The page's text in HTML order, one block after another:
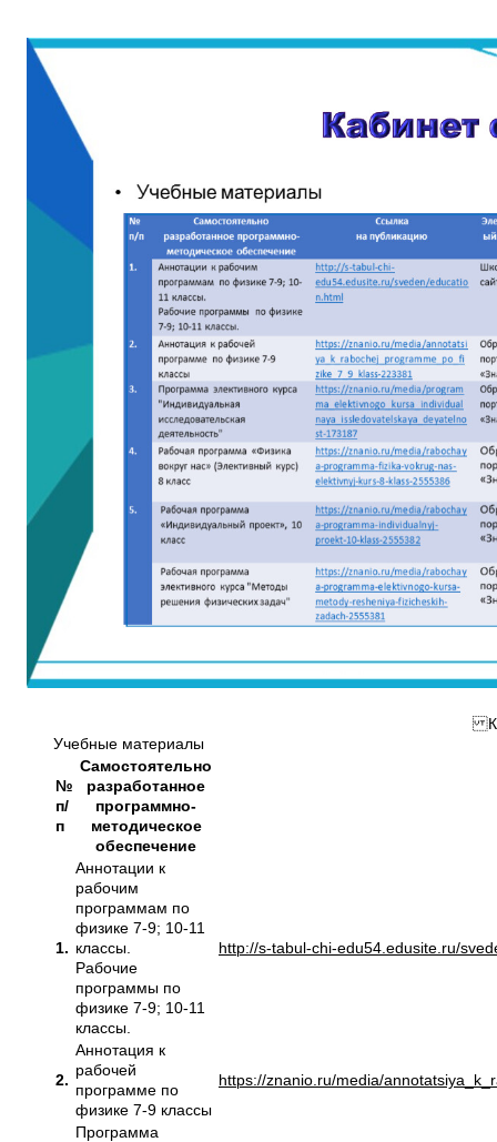
Учебные материалы
№
п/
п
Самостоятельно
разработанное
программно-
методическое
обеспечение
1.
Аннотации к
рабочим
программам по
физике 7-9; 10-11
классы.
Рабочие
программы по
физике 7-9; 10-11
классы.
http://s-tabul-chi-edu54.edusite.ru/
2.
Аннотация к
рабочей
программе по
физике 7-9 классы
https://znanio.ru/media/
Программа